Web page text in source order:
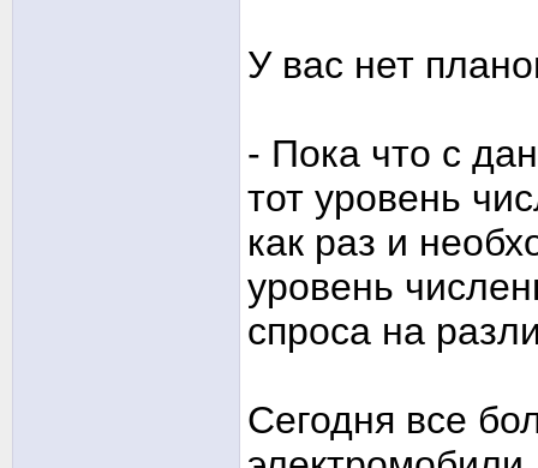
У вас нет
- Пока что с
тот уровень
как раз и
уровень
спроса на
Сегодня все